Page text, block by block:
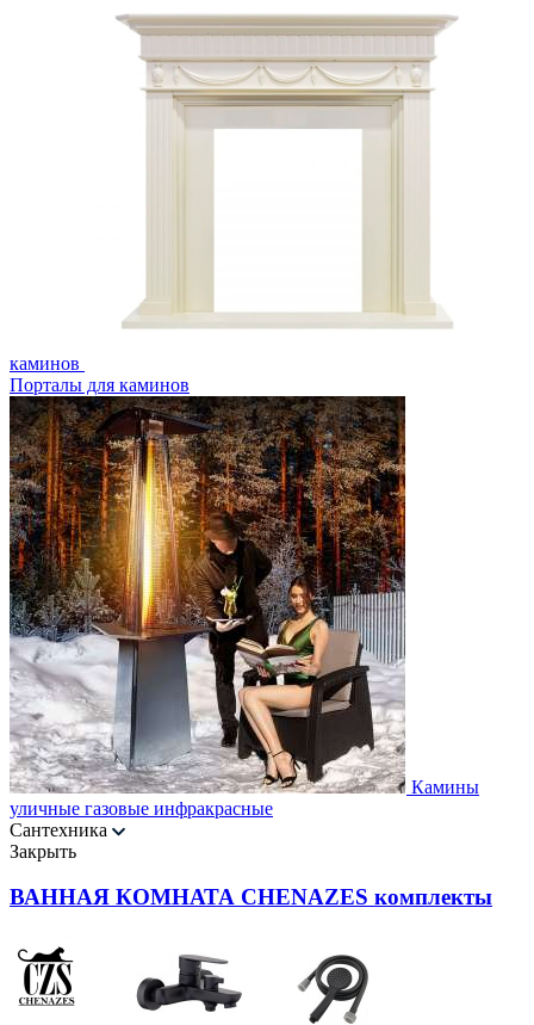
каминов
Порталы для каминов
Камины
уличные газовые инфракрасные
Сантехника
Закрыть
ВАННАЯ КОМНАТА CHENAZES комплекты